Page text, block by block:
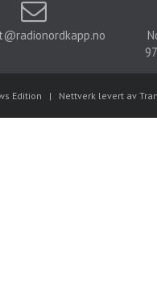
Edition | Nettverk levert av